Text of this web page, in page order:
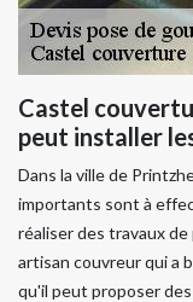
Castel
peut installer
Dans la ville de
importants sont à
réaliser des travaux
artisan couvreur qui a
qu'il peut proposer